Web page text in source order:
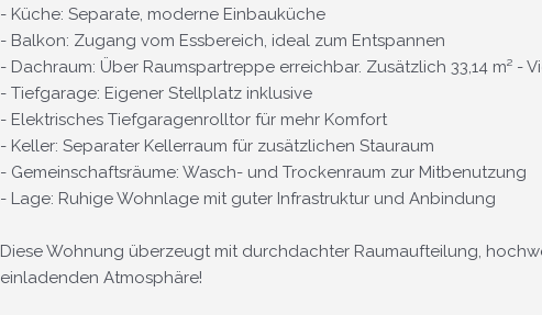
- Küche: Separate, moderne Einbauküche
- Balkon: Zugang vom Essbereich, ideal zum Entspannen
- Dachraum: Über Raumspartreppe erreichbar. Zusätzlich 33,14 m² -
- Tiefgarage: Eigener Stellplatz inklusive
- Elektrisches Tiefgaragenrolltor für mehr Komfort
- Keller: Separater Kellerraum für zusätzlichen Stauraum
- Gemeinschaftsräume: Wasch- und Trockenraum zur Mitbenutzung
- Lage: Ruhige Wohnlage mit guter Infrastruktur und Anbindung
Diese Wohnung überzeugt mit durchdachter Raumaufteilung,
einladenden Atmosphäre!